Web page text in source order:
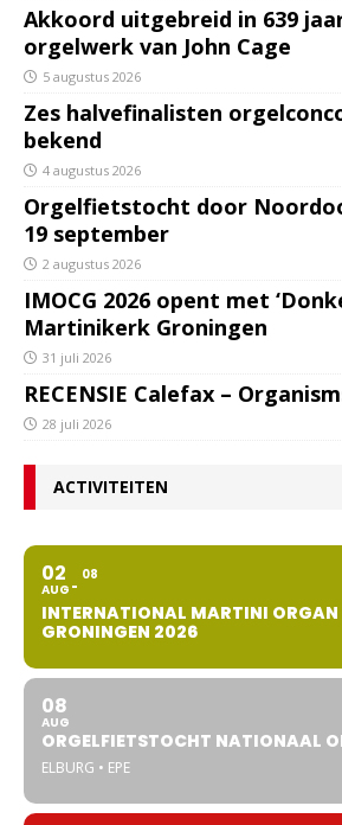
Akkoord uitgebreid in 639
orgelwerk van John Cage
5 augustus 2026
Zes halvefinalisten
bekend
4 augustus 2026
Orgelfietstocht door
19 september
2 augustus 2026
IMOCG 2026 opent met
Martinikerk Groningen
31 juli 2026
RECENSIE Calefax –
28 juli 2026
ACTIVITEITEN
02
AUG
08
INTERNATIONAL MARTINI
GRONINGEN 2026
08
AUG
ORGELFIETSTOCHT NATIONAAL
ELBURG • EPE